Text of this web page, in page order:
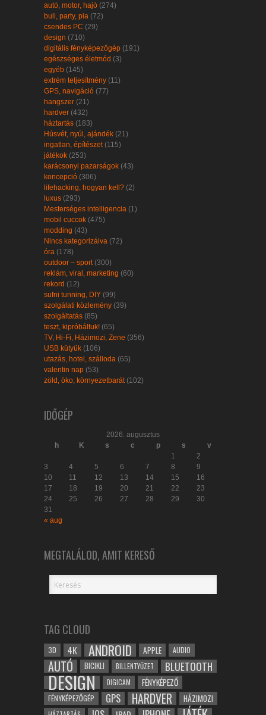
autó, motor, hajó (274)
buli, party, pia (72)
csendes PC (29)
design (710)
digitális fényképezőgép (191)
egészséges életmód (3)
egyéb (145)
extrém teljesítmény (11)
GPS, navigáció (77)
hangszer (21)
hardver (432)
háztartás (183)
Húsvét, nyúl, ajándék (21)
ingatlan, építészet(115)
játékok (253)
karácsonyi pazarságok (43)
koncepció (306)
lifehacking, hogyan kell? (2)
luxus (293)
Mesterséges intelligencia (1)
mobil cuccok (475)
modding (43)
Nincs kategorizálva (72)
óra (178)
outdoor – sport(300)
reklám, viral, marketing (60)
rekord (12)
sufni tunning, DIY (99)
szolgálati közlemény (39)
szolgáltatás (85)
teszt, kipróbáltuk! (65)
TV, Hi-Fi, Házimozi, Zene (356)
USB kütyük (106)
utazás, hotel, szálloda (65)
valentin nap (53)
zöld, öko, környezetbarát(102)
IDŐGÉP
2026. augusztus
h
K s c p s
v
1
2
3
4 5 6 7 8
9
10
11 12 13 14 15
16
17
18 19 20 21 22
23
24
25 26 27 28 29
30
31
« aug
MEGTALÁLOD, AMIT KERESŐ
TAG CLOUD
3D 4K ANDROID APPLE AUDIO
AUTÓ BICIKLI BILLENTYŰZET BLUETOOTH
DESIGN DIGICAM FÉNYKÉPEZŐ
FÉNYKÉPEZŐGÉP GPS HARDVER HÁZIMOZI